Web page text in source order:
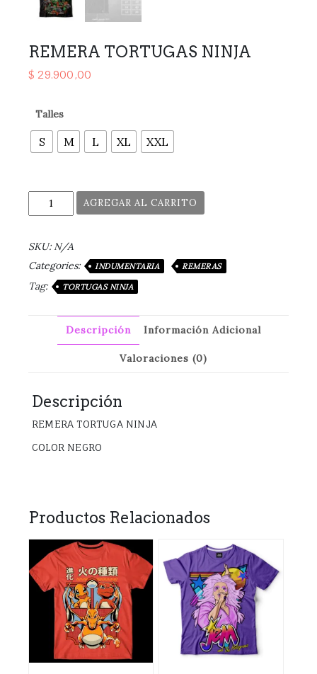
REMERA TORTUGAS NINJA
$ 29.900,00
Talles
S M L XL XXL
AGREGAR AL CARRITO
SKU: N/A
Categories:
INDUMENTARIA REMERAS
Tag: TORTUGAS NINJA
Descripción Información Adicional
Valoraciones (0)
Descripción
REMERA TORTUGA NINJA
COLOR NEGRO
Productos Relacionados